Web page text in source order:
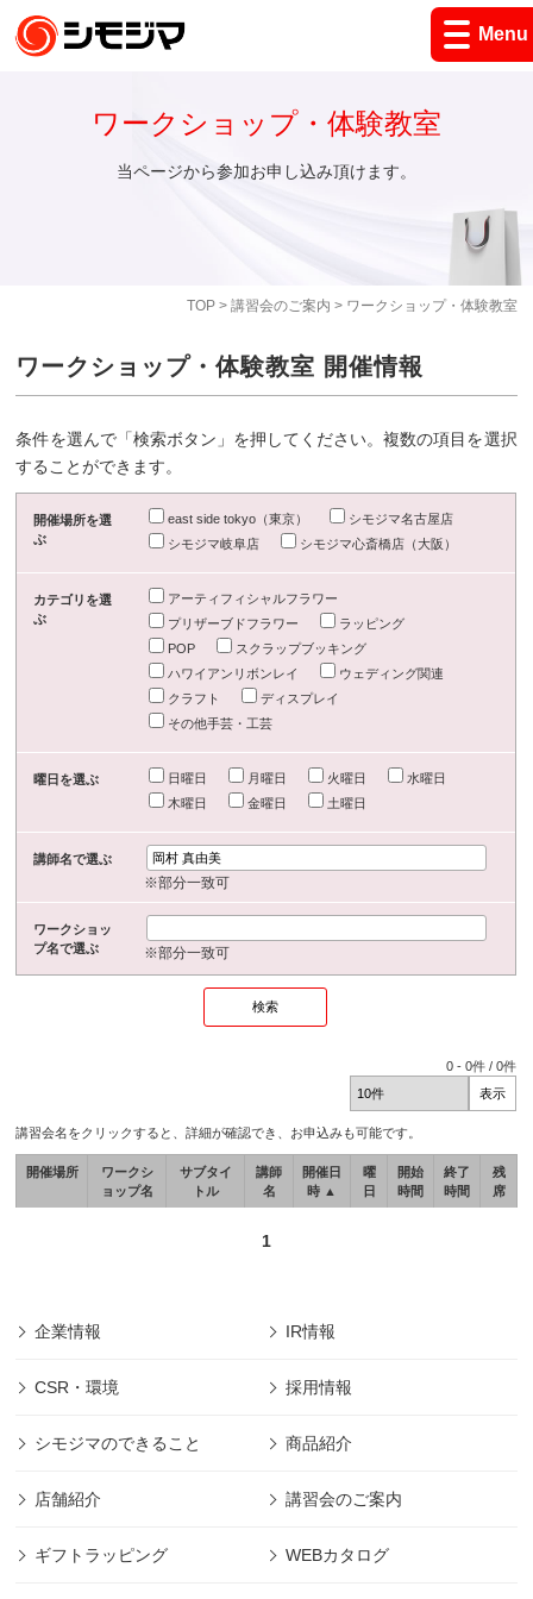
Menu
TOP> 講習会のご案内 > ワークショップ・体験教室
ワークショップ・体験教室
当ページから参加お申し込み頂けます。
ワークショップ・体験教室 開催情報
条件を選んで「検索ボタン」を押してください。複数の項目を選択
することができます。
開催場所を選
ぶ
east side tokyo（東京）
シモジマ名古屋店
シモジマ岐阜店
シモジマ心斎橋店（大阪）
カテゴリを選
ぶ
アーティフィシャルフラワー
プリザーブドフラワー
ラッピング
POP
スクラップブッキング
ハワイアンリボンレイ
ウェディング関連
クラフト
ディスプレイ
その他手芸・工芸
曜日を選ぶ 日曜日 月曜日 火曜日
水曜日
木曜日
金曜日 土曜日
講師名で選ぶ
※部分一致可
ワークショッ
プ名で選ぶ
※部分一致可
0 -0件 /0件
講習会名をクリックすると、詳細が確認でき、お申込みも可能です。
開催場所
ワークシ
ョップ名
サブタイ
トル
講師
名
開催日
時 ▲
曜
日
開始
時間
終了
時間
残
席
1
企業情報 IR情報
CSR・環境 採用情報
シモジマのできること 商品紹介
店舗紹介 講習会のご案内
ギフトラッピング WEBカタログ